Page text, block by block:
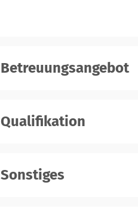
Betreuungsangebot
Qualifikation
Sonstiges